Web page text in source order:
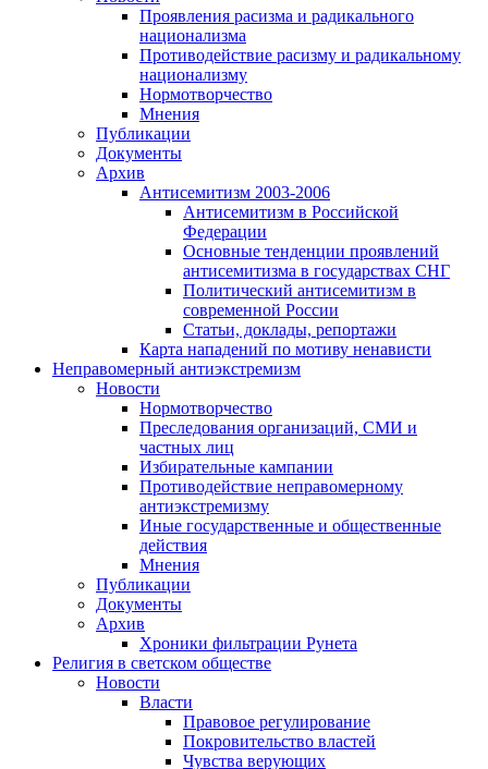
Проявления расизма и радикального
национализма
Противодействие расизму и радикальному
национализму
Нормотворчество
Мнения
Публикации
Документы
Архив
Антисемитизм 2003-2006
Антисемитизм в Российской
Федерации
Основные тенденции проявлений
антисемитизма в государствах СНГ
Политический антисемитизм в
современной России
Статьи, доклады, репортажи
Карта нападений по мотиву ненависти
Неправомерный антиэкстремизм
Новости
Нормотворчество
Преследования организаций, СМИ и
частных лиц
Избирательные кампании
Противодействие неправомерному
антиэкстремизму
Иные государственные и общественные
действия
Мнения
Публикации
Документы
Архив
Хроники фильтрации Рунета
Религия в светском обществе
Новости
Власти
Правовое регулирование
Покровительство властей
Чувства верующих